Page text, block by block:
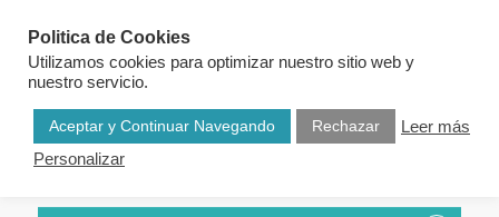
Politica de Cookies
Utilizamos cookies para optimizar nuestro sitio web y
nuestro servicio.
Aceptar y Continuar Navegando Rechazar
Leer más
Personalizar